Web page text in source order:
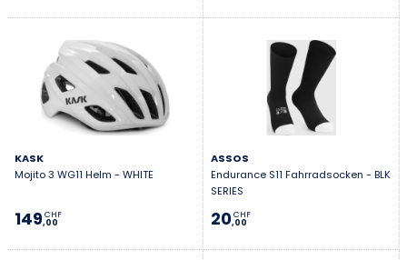
KASK
Mojito 3 WG11 Helm - WHITE
149,00
CHF
ASSOS
Endurance S11 Fahrradsocken - BLK
SERIES
20,00
CHF